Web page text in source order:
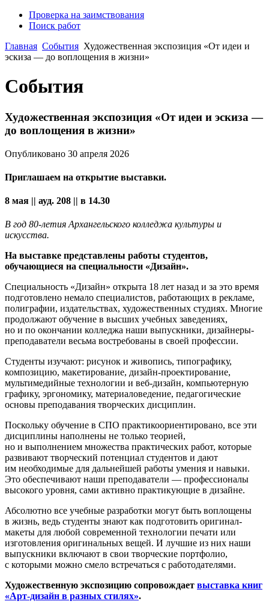
Проверка на заимствования
Поиск работ
Главная События Художественная экспозиция «От идеи и
эскиза — до воплощения в жизни»
События
Художественная экспозиция «От идеи и эскиза —
до воплощения в жизни»
Опубликовано 30 апреля 2026
Приглашаем на открытие выставки.
8 мая​ || ауд. 208 || в 14.30
В год 80-летия Архангельского колледжа культуры и
искусства.
На выставке представлены работы студентов,
обучающиеся на специальности «Дизайн».
Специальность «Дизайн» открыта 18 лет назад и за это время
подготовлено немало специалистов, работающих в рекламе,
полиграфии, издательствах, художественных студиях. Многие
продолжают обучение в высших учебных заведениях,
но и по окончании колледжа наши выпускники, дизайнеры-
преподаватели весьма востребованы в своей профессии.
Студенты изучают: рисунок и живопись, типографику,
композицию, макетирование, дизайн-проектирование,
мультимедийные технологии и веб-дизайн, компьютерную
графику, эргономику, материаловедение, педагогические
основы преподавания творческих дисциплин.
Поскольку обучение в СПО практикоориентировано, все эти
дисциплины наполнены не только теорией,
но и выполнением множества практических работ, которые
развивают творческий потенциал студентов и дают
им необходимые для дальнейшей работы умения и навыки.
Это обеспечивают наши преподаватели — профессионалы
высокого уровня, сами активно практикующие в дизайне.
Абсолютно все учебные разработки могут быть воплощены
в жизнь, ведь студенты знают как подготовить оригинал-
макеты для любой современной технологии печати или
изготовления оригинальных вещей. И лучшие из них наши
выпускники включают в свои творческие портфолио,
с которыми можно смело встречаться с работодателями.
Художественную экспозицию сопровождает выставка книг
«Арт-дизайн в разных стилях».